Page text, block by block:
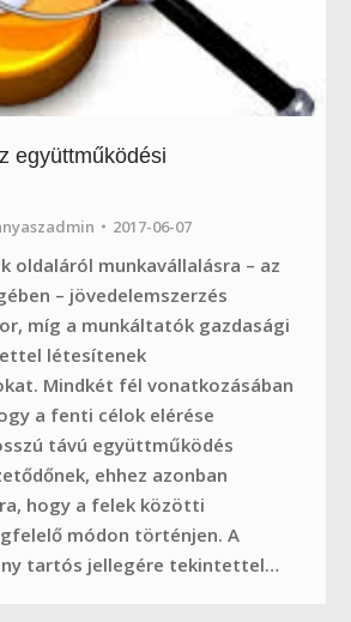
együttműködési
2017-06-07
oldaláról munkavállalásra – az
– jövedelemszerzés
míg a munkáltatók gazdasági
létesítenek
Mindkét fél vonatkozásában
a fenti célok elérése
távú együttműködés
ehhez azonban
hogy a felek közötti
módon történjen. A
tartós jellegére tekintettel…